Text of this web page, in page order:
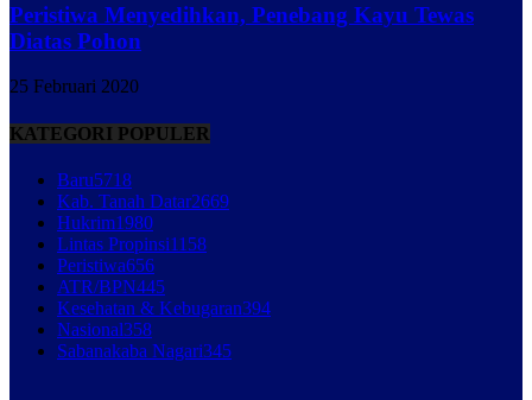
Peristiwa Menyedihkan, Penebang Kayu Tewas
Diatas Pohon
25 Februari 2020
KATEGORI POPULER
Baru5718
Kab. Tanah Datar2669
Hukrim1980
Lintas Propinsi1158
Peristiwa656
ATR/BPN445
Kesehatan & Kebugaran394
Nasional358
Sabanakaba Nagari345